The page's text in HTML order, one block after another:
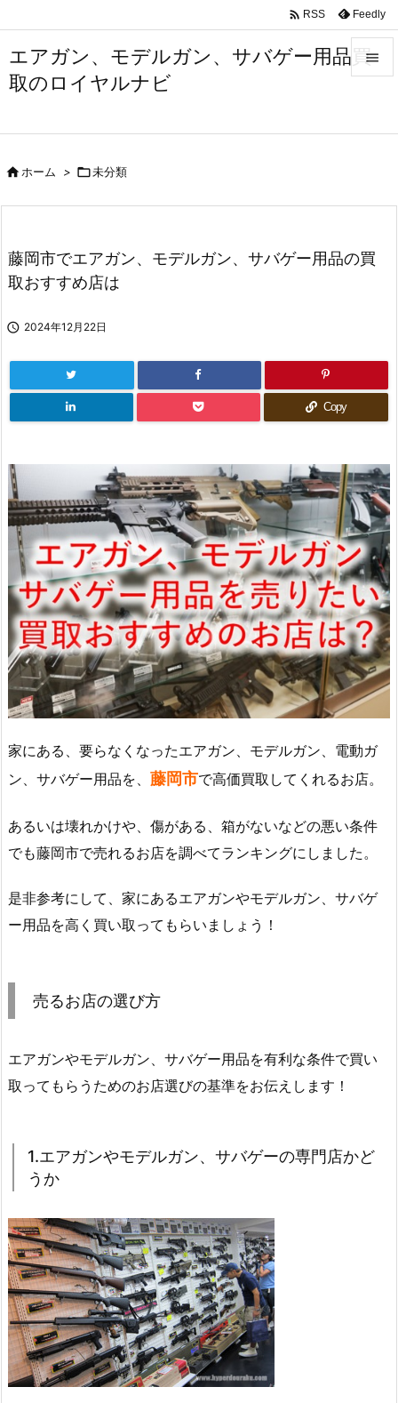
エアガン、モデルガン、サバゲー用品買
取のロイヤルナビ


前へ
次へ
 RSS Feedly
ホーム > 未分類
藤岡市でエアガン、モデルガン、サバゲー用品の買
取おすすめ店は
 2024年12月22日
Copy
家にある、要らなくなったエアガン、モデルガン、電動ガ
ン、サバゲー用品を、 藤岡市で高価買取してくれるお店。
あるいは壊れかけや、傷がある、箱がないなどの悪い条件
でも藤岡市で売れるお店を調べてランキングにしました。
是非参考にして、家にあるエアガンやモデルガン、サバゲ
ー用品を高く買い取ってもらいましょう！
売るお店の選び方
エアガンやモデルガン、サバゲー用品を有利な条件で買い
取ってもらうためのお店選びの基準をお伝えします！
1.エアガンやモデルガン、サバゲーの専門店かど
うか